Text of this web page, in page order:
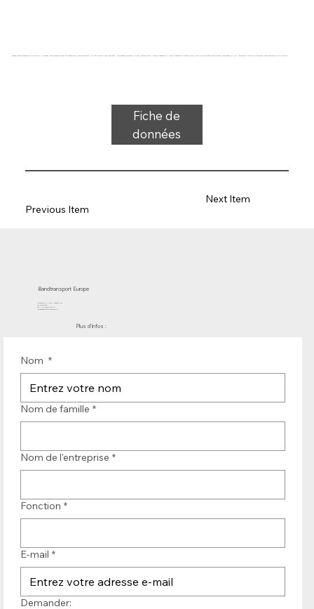
Bande transporteuse type UM22-24 PU, blanche, tissu bicouche à stabilité latérale(R), face supérieure : 0,2 mm + tapis, face inférieure : imprégnée, épaisseur 1,5 mm, dureté 92° ShA, force-allongement 10 N/mm, diamètre du rouleau 20 mm, support de rouleau et de glissière, homologué FDA/UE, résistant à l'huile et à la graisse, température de -20 °C à 100 °C
Fiche de
données
Previous Item
Next Item
Bandtransport Europe
Molenwerf 12 | DB Uitgeest 1911
les Pays-Bas
Tél. : +31 (0)251 319 119
info@bandtransporteurope.nl
Plus d'infos :
Nom *
Nom de famille *
Nom de l'entreprise *
Fonction *
E-mail *
Demander: